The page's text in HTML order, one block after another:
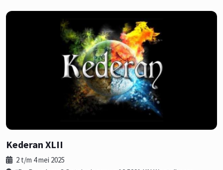
Kederan XLII
2 t/m 4 mei 2025